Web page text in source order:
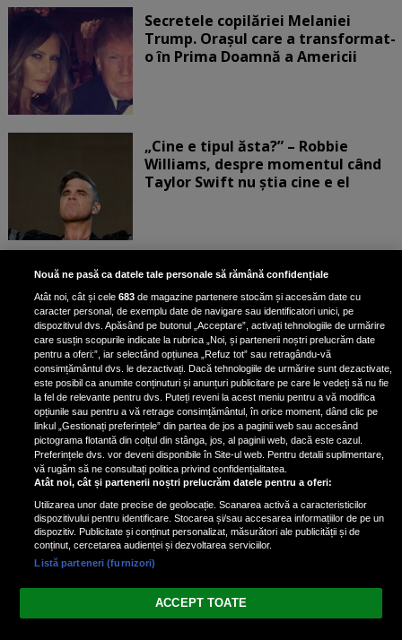
Secretele copilăriei Melaniei
Trump. Orașul care a transformat-
o în Prima Doamnă a Americii
„Cine e tipul ăsta?” – Robbie
Williams, despre momentul când
Taylor Swift nu știa cine e el
Bruce Dickinson, solistul trupei
Iron Maiden, şi-a arătat talentul
de scrimer la un concurs în Franţa
Nicki Minaj, acuzată de agresiune
de fostul manager: Detalii șocante
din proces
Nicki Minaj le-a lăudat pe...
Vezi varianta Desktop
Nouă ne pasă ca datele tale personale să rămână confidențiale
Atât noi, cât și cele683 de magazine partenere stocăm și accesăm date cu
caracter personal, de exemplu date de navigare sau identificatori unici, pe
dispozitivul dvs. Apăsând pe butonul „Acceptare”, activați tehnologiile de urmărire
care susțin scopurile indicate la rubrica „Noi, și partenerii noștri prelucrăm date
pentru a oferi:”, iar selectând opțiunea „Refuz tot” sau retragându-vă
consimțământul dvs. le dezactivați. Dacă tehnologiile de urmărire sunt dezactivate,
este posibil ca anumite conținuturi și anunțuri publicitare pe care le vedeți să nu fie
la fel de relevante pentru dvs. Puteți reveni la acest meniu pentru a vă modifica
opțiunile sau pentru a vă retrage consimțământul, în orice moment, dând clic pe
linkul „Gestionați preferințele” din partea de jos a paginii web sau accesând
pictograma flotantă din colțul din stânga, jos, al paginii web, dacă este cazul.
Preferințele dvs. vor deveni disponibile în Site-ul web. Pentru detalii suplimentare,
vă rugăm să ne consultați politica privind confidențialitatea.
Atât noi, cât și partenerii noștri prelucrăm datele pentru a oferi:
Utilizarea unor date precise de geolocație. Scanarea activă a caracteristicilor
dispozitivului pentru identificare. Stocarea și/sau accesarea informațiilor de pe un
dispozitiv. Publicitate și conținut personalizat, măsurători ale publicității și de
conținut, cercetarea audienței și dezvoltarea serviciilor.
Listă parteneri (furnizori)
ACCEPT TOATE